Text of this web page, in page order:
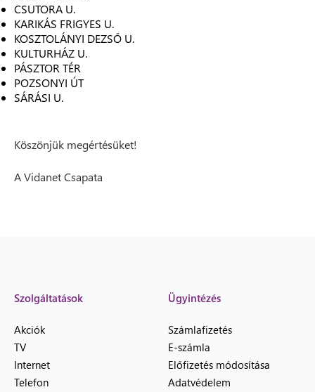
CSUTORA U.
KARIKÁS FRIGYES U.
KOSZTOLÁNYI DEZSŐ U.
KULTURHÁZ U.
PÁSZTOR TÉR
POZSONYI ÚT
SÁRÁSI U.
Köszönjük megértésüket!
A Vidanet Csapata
Szolgáltatások
Akciók
TV
Internet
Telefon
Ügyintézés
Számlafizetés
E-számla
Előfizetés módosítása
Adatvédelem